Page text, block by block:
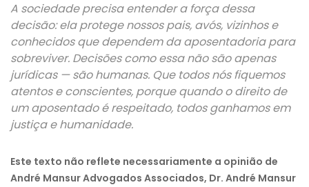
A sociedade precisa entender a força dessa
decisão: ela protege nossos pais, avós, vizinhos e
conhecidos que dependem da aposentadoria para
sobreviver. Decisões como essa não são apenas
jurídicas — são humanas. Que todos nós fiquemos
atentos e conscientes, porque quando o direito de
um aposentado é respeitado, todos ganhamos em
justiça e humanidade.
Este texto não reflete necessariamente a opinião de
André Mansur Advogados Associados, Dr. André Mansur